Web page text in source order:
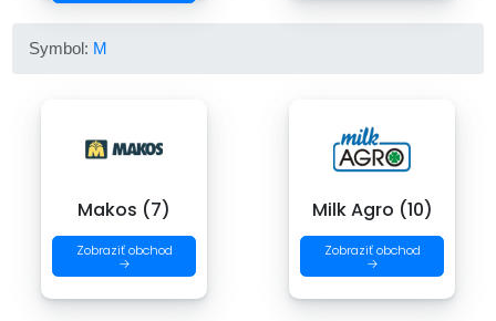
Symbol: M
Makos (7)
Zobraziť obchod
→
Milk Agro (10)
Zobraziť obchod
→